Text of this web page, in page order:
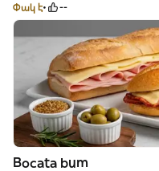
Փակ է --
Bocata bum